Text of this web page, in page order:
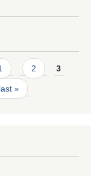
2 3
last »